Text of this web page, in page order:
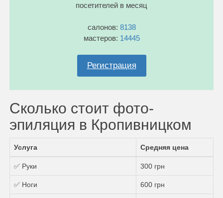
посетителей в месяц
салонов: 8138
мастеров: 14445
Регистрация
Сколько стоит фото-
эпиляция в Кропивницком
Услуга Средняя цена
✅ Руки 300 грн
✅ Ноги 600 грн